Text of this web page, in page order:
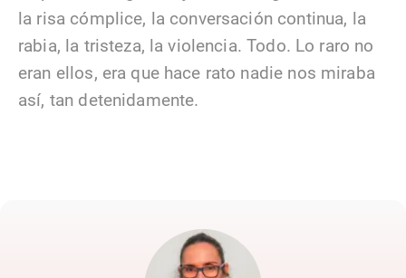
la risa cómplice, la conversación continua, la
rabia, la tristeza, la violencia. Todo. Lo raro no
eran ellos, era que hace rato nadie nos miraba
así, tan detenidamente.